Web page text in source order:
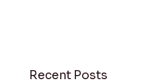
Recent Posts